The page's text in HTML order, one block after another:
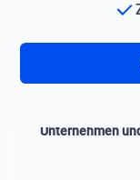
Unternehmen